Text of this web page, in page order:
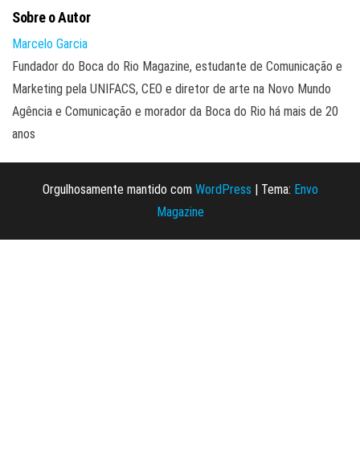
Sobre o Autor
Marcelo Garcia
Fundador do Boca do Rio Magazine, estudante de Comunicação e
Marketing pela UNIFACS, CEO e diretor de arte na Novo Mundo
Agência e Comunicação e morador da Boca do Rio há mais de 20
anos
Orgulhosamente mantido com WordPress | Tema: Envo
Magazine